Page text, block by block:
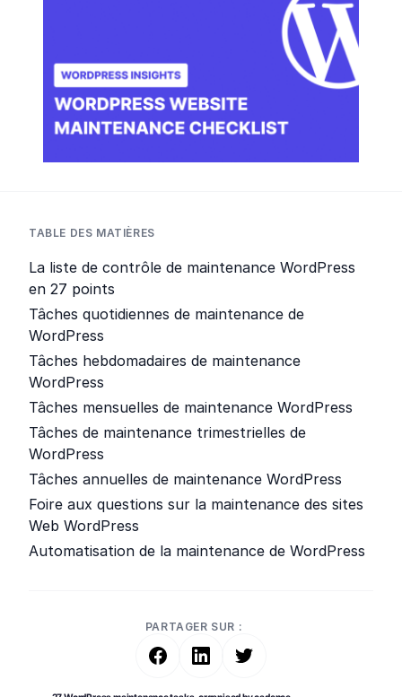
TABLE DES MATIÈRES
La liste de contrôle de maintenance WordPress
en 27 points
Tâches quotidiennes de maintenance de
WordPress
Tâches hebdomadaires de maintenance
WordPress
Tâches mensuelles de maintenance WordPress
Tâches de maintenance trimestrielles de
WordPress
Tâches annuelles de maintenance WordPress
Foire aux questions sur la maintenance des sites
Web WordPress
Automatisation de la maintenance de WordPress
PARTAGER SUR :